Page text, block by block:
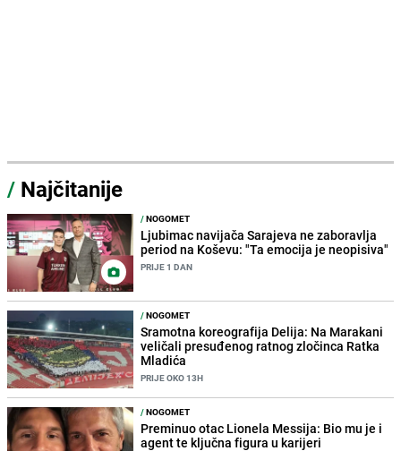
/ Najčitanije
/NOGOMET
Ljubimac navijača Sarajeva ne zaboravlja
period na Koševu: "Ta emocija je neopisiva"
PRIJE 1 DAN
/NOGOMET
Sramotna koreografija Delija: Na Marakani
veličali presuđenog ratnog zločinca Ratka
Mladića
PRIJE OKO 13H
/NOGOMET
Preminuo otac Lionela Messija: Bio mu je i
agent te ključna figura u karijeri